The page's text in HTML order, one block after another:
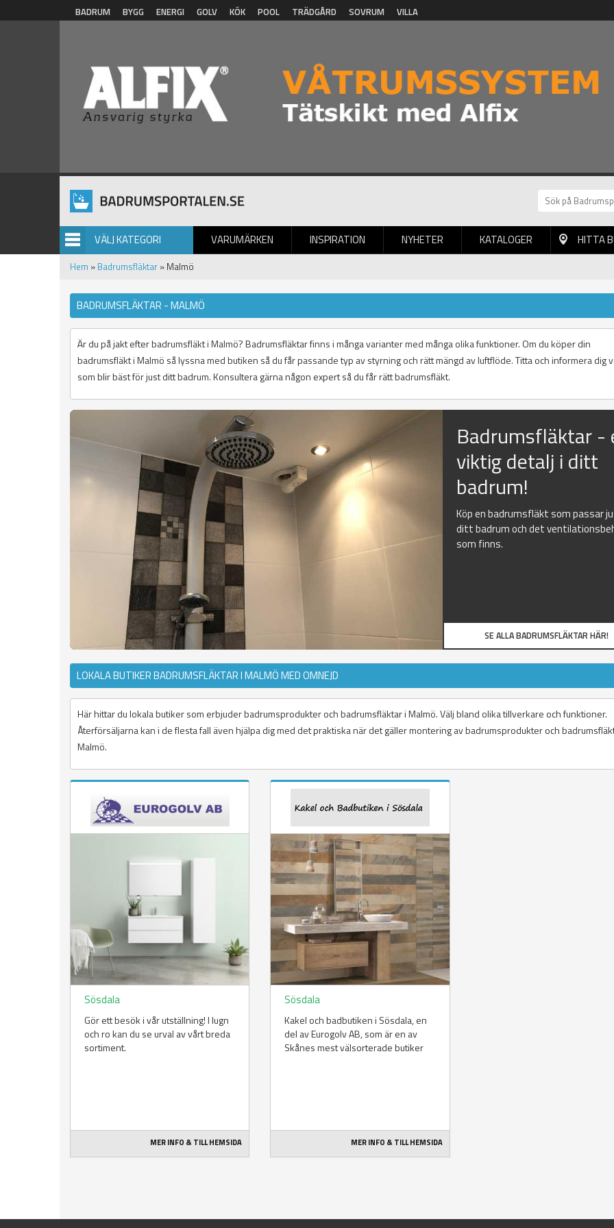
Hoppa till huvudinnehåll
BADRUM BYGG ENERGI GOLV KÖK POOL TRÄDGÅRD SOVRUM VILLA
VÄLJ KATEGORI VARUMÄRKEN INSPIRATION NYHETER
BILDGALLERI KATALOGER HITTA
Hem » Badrumsfläktar » Malmö
BADRUMSFLÄKTAR - MALMÖ
Är du på jakt efter badrumsfläkt i Malmö? Badrumsfläktar finns i många varianter med många olika funktioner. Om du köper din
badrumsfläkt i Malmö så lyssna med butiken så du får passande typ av styrning och rätt mängd av luftflöde. Titta och informera dig
som blir bäst för just ditt badrum. Konsultera gärna någon expert så du får rätt badrumsfläkt.
Badrumsfläktar -
viktig detalj i ditt
badrum!
Köp en badrumsfläkt som passar
ditt badrum och det
som finns.
SE ALLA BADRUMSFLÄKTAR HÄR!
LOKALA BUTIKER BADRUMSFLÄKTAR I MALMÖ MED OMNEJD
Här hittar du lokala butiker som erbjuder badrumsprodukter och badrumsfläktar i Malmö. Välj bland olika tillverkare och funktioner.
Återförsäljarna kan i de flesta fall även hjälpa dig med det praktiska när det gäller montering av badrumsprodukter och
Malmö.
Sösdala
Gör ett besök i vår utställning! I lugn
och ro kan du se urval av vårt breda
sortiment.
MER INFO & TILL HEMSIDA
Sösdala
Kakel och badbutiken i Sösdala, en
del av Eurogolv AB, som är en av
Skånes mest välsorterade butiker
MER INFO & TILL HEMSIDA